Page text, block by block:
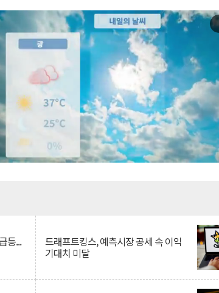
등... 드래프트킹스, 예측시장 공세 속 이익
기대치 미달